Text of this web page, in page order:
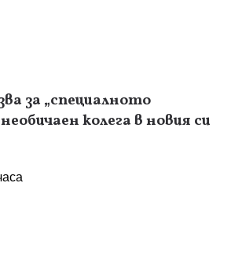
за „специалното
колега в новия си